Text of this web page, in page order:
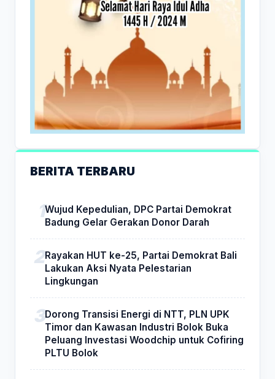
BERITA TERBARU
Wujud Kepedulian, DPC Partai Demokrat
Badung Gelar Gerakan Donor Darah
Rayakan HUT ke-25, Partai Demokrat Bali
Lakukan Aksi Nyata Pelestarian
Lingkungan
Dorong Transisi Energi di NTT, PLN UPK
Timor dan Kawasan Industri Bolok Buka
Peluang Investasi Woodchip untuk Cofiring
PLTU Bolok